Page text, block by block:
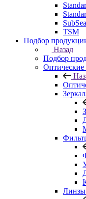
TSM
Подбор
Назад
Подбор
Линзы